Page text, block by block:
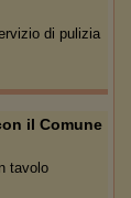
di pulizia
il Comune
tavolo